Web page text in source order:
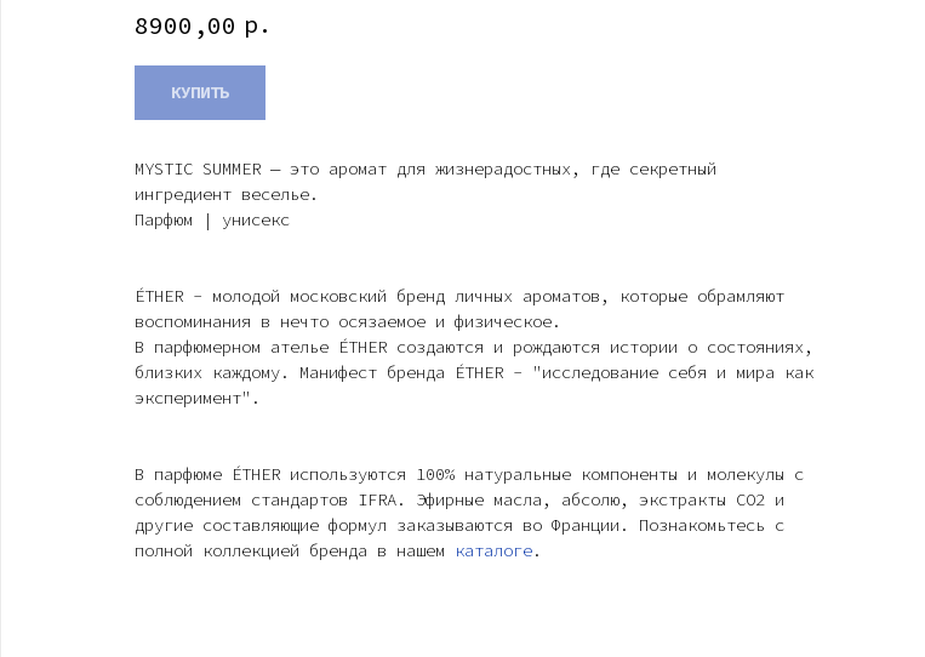
8900,00 р.
КУПИТЬ
MYSTIC SUMMER — это аромат для жизнерадостных, где секретный
ингредиент веселье.
Парфюм | унисекс
ÉTHER - молодой московский бренд личных ароматов, которые обрамляют
воспоминания в нечто осязаемое и физическое.
В парфюмерном ателье ÉTHER создаются и рождаются истории о состояниях,
близких каждому. Манифест бренда ÉTHER - "исследование себя и мира как
эксперимент".
В парфюме ÉTHER используются 100% натуральные компоненты и молекулы с
соблюдением стандартов IFRA. Эфирные масла, абсолю, экстракты СО2 и
другие составляющие формул заказываются во Франции. Познакомьтесь с
полной коллекцией бренда в нашем
каталоге.